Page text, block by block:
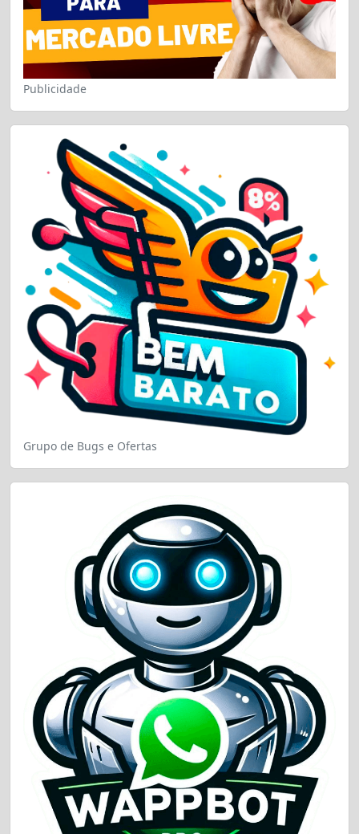
Publicidade
Grupo de Bugs e Ofertas